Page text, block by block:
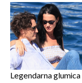
Legendarna glumica